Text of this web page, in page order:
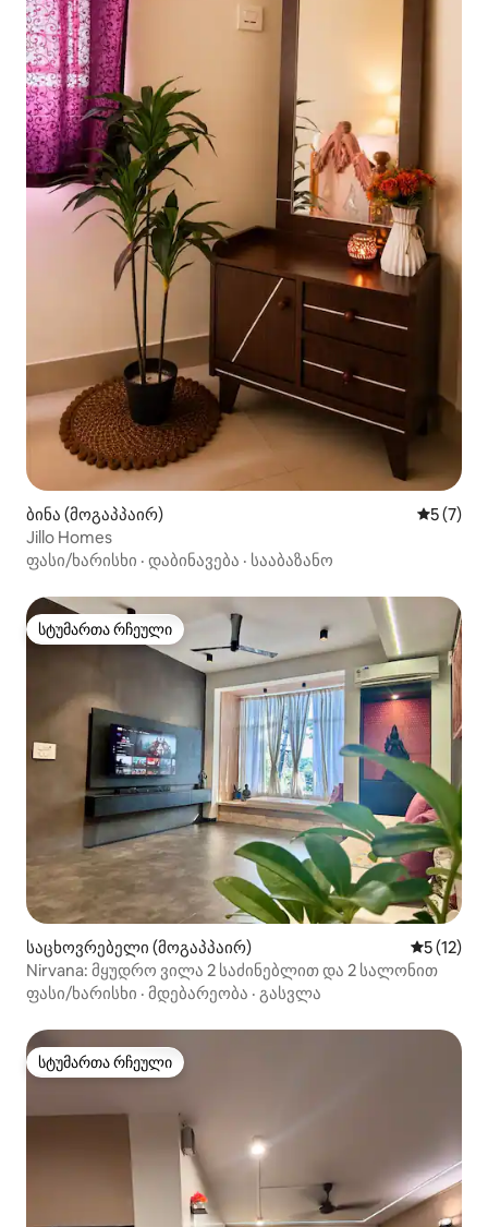
ბინა (მოგაპპაირ)
5 (7)
Jillo Homes
ფასი/ხარისხი · დაბინავება · სააბაზანო
სტუმართა რჩეული
სტუმართა რჩეული
საცხოვრებელი (მოგაპპაირ) საშუალო
5 (12)
Nirvana: მყუდრო ვილა 2 საძინებლით და 2 სალონით
ფასი/ხარისხი · მდებარეობა · გასვლა
სტუმართა რჩეული
სტუმართა რჩეული